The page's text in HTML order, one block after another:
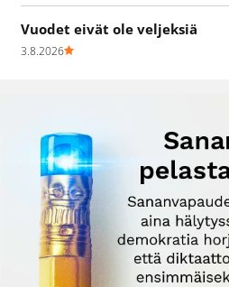
Vuodet eivät ole veljeksiä
3.8.2026